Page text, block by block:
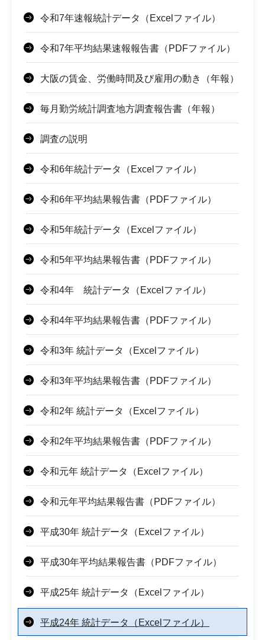
令和7年速報統計データ（Excelファイル）
令和7年平均結果速報報告書（PDFファイル）
大阪の賃金、労働時間及び雇用の動き（年報）
毎月勤労統計調査地方調査報告書（年報）
調査の説明
令和6年統計データ（Excelファイル）
令和6年平均結果報告書（PDFファイル）
令和5年統計データ（Excelファイル）
令和5年平均結果報告書（PDFファイル）
令和4年 統計データ（Excelファイル）
令和4年平均結果報告書（PDFファイル）
令和3年 統計データ（Excelファイル）
令和3年平均結果報告書（PDFファイル）
令和2年 統計データ（Excelファイル）
令和2年平均結果報告書（PDFファイル）
令和元年 統計データ（Excelファイル）
令和元年平均結果報告書（PDFファイル）
平成30年 統計データ（Excelファイル）
平成30年平均結果報告書（PDFファイル）
平成25年 統計データ（Excelファイル）
平成24年 統計データ（Excelファイル）